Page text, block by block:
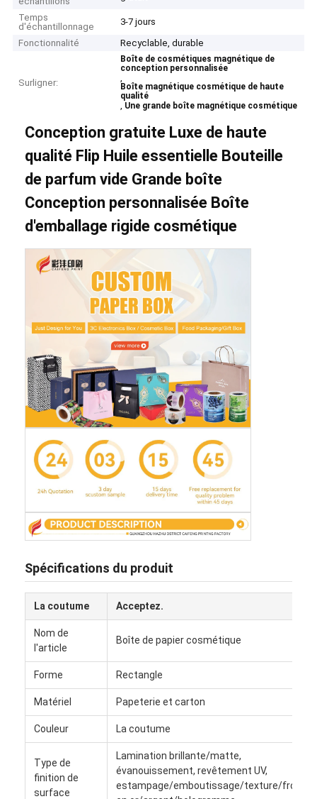
À la maison
À propos de nous
Temps
d'échantillonnage
3-7 jours
Fonctionnalité
Recyclable, durable
Surligner:
Boîte de cosmétiques magnétique de
conception personnalisée
,
Boîte magnétique cosmétique de haute
qualité
, Une grande boîte magnétique cosmétique
Conception gratuite Luxe de haute
qualité Flip Huile essentielle Bouteille
de parfum vide Grande boîte
Conception personnalisée Boîte
d'emballage rigide cosmétique
Spécifications du produit
La coutume Acceptez.
Nom de
l'article
Boîte de papier cosmétique
Forme Rectangle
Matériel Papeterie et carton
Couleur La coutume
Type de
finition de
surface
Lamination brillante/matte,
évanouissement, revêtement UV,
estampage/emboutissage/texture/frosté